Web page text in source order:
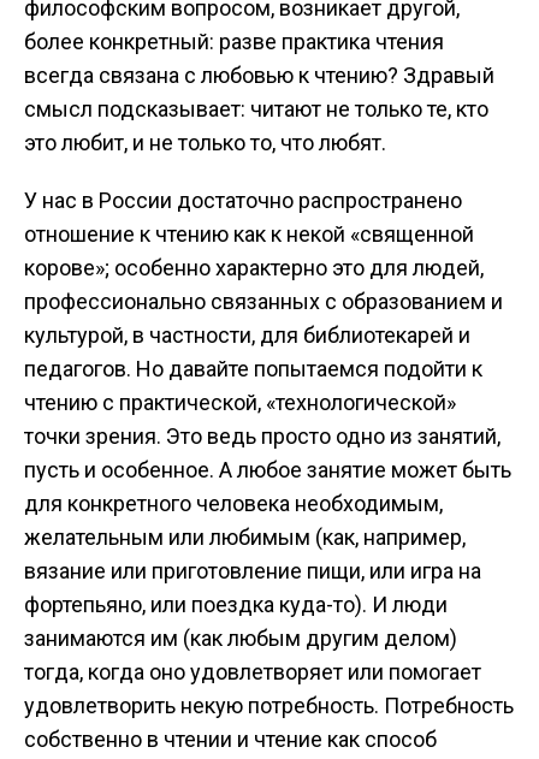
философским вопросом, возникает другой,
более конкретный: разве практика чтения
всегда связана с любовью к чтению? Здравый
смысл подсказывает: читают не только те, кто
это любит, и не только то, что любят.
У нас в России достаточно распространено
отношение к чтению как к некой «священной
корове»; особенно характерно это для людей,
профессионально связанных с образованием и
культурой, в частности, для библиотекарей и
педагогов. Но давайте попытаемся подойти к
чтению с практической, «технологической»
точки зрения. Это ведь просто одно из занятий,
пусть и особенное. А любое занятие может быть
для конкретного человека необходимым,
желательным или любимым (как, например,
вязание или приготовление пищи, или игра на
фортепьяно, или поездка куда-то). И люди
занимаются им (как любым другим делом)
тогда, когда оно удовлетворяет или помогает
удовлетворить некую потребность. Потребность
собственно в чтении и чтение как способ